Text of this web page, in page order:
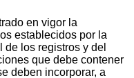
en vigor la
establecidos por la
los registros y del
que debe contener
deben incorporar, a